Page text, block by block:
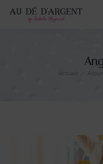
Vous êtes ici
Accueil